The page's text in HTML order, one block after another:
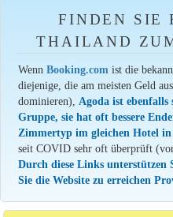
FINDEN SIE
THAILAND
WennBooking.comist die
diejenige, die am meisten Geld
dominieren), Agoda ist ebenfalls
Gruppe, sie hat oft bessere
Zimmertyp im gleichen Hotel
seit COVID sehr oft überprüft
Durch diese Links unterstützen
Sie die Website zu erreichen